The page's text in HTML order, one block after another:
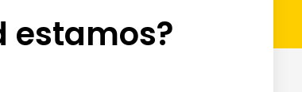
estamos?